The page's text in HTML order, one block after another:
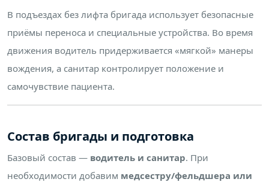
В подъездах без лифта бригада использует безопасные
приёмы переноса и специальные устройства. Во время
движения водитель придерживается «мягкой» манеры
вождения, а санитар контролирует положение и
самочувствие пациента.
Состав бригады и подготовка
Базовый состав — водитель и санитар. При
необходимости добавим медсестру/фельдшера или